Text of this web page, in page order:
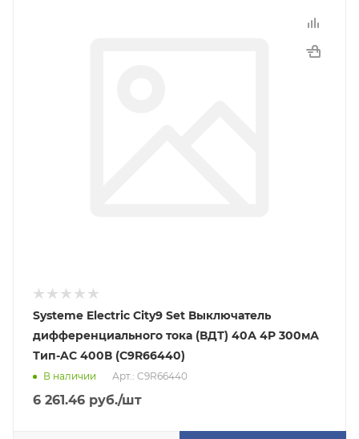
Systeme Electric City9 Set Выключатель
дифференциального тока (ВДТ) 40А 4P 300мА
Тип-AC 400В (C9R66440)
В наличии Арт.: C9R66440
6 261.46 руб./шт